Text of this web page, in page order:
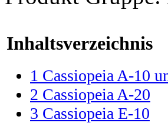
Inhaltsverzeichnis
1 Cassiopeia A-10
2 Cassiopeia A-20
3 Cassiopeia E-10